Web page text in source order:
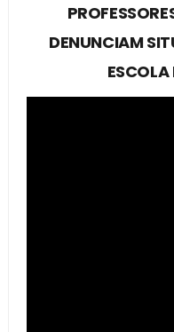
DENUNCIAM